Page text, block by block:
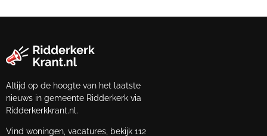
Altijd op de hoogte van het laatste
nieuws in gemeente Ridderkerk via
Ridderkerkkrant.nl.
Vind woningen, vacatures, bekijk 112